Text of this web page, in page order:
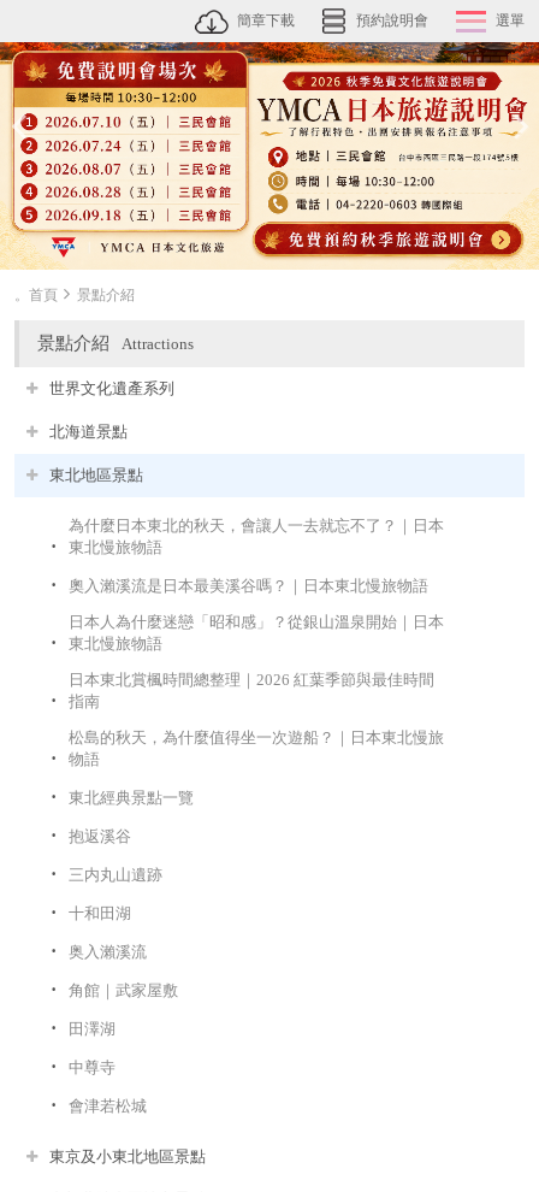
簡章下載 預約說明會 選單
。首頁 景點介紹
景點介紹 Attractions
世界文化遺產系列
北海道景點
東北地區景點
為什麼日本東北的秋天，會讓人一去就忘不了？｜日本
東北慢旅物語
奧入瀨溪流是日本最美溪谷嗎？｜日本東北慢旅物語
日本人為什麼迷戀「昭和感」？從銀山溫泉開始｜日本
東北慢旅物語
日本東北賞楓時間總整理｜2026 紅葉季節與最佳時間
指南
松島的秋天，為什麼值得坐一次遊船？｜日本東北慢旅
物語
東北經典景點一覽
抱返溪谷
三内丸山遺跡
十和田湖
奥入瀨溪流
角館｜武家屋敷
田澤湖
中尊寺
會津若松城
東京及小東北地區景點